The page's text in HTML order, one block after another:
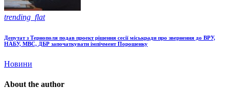
trending_flat
Депутат з Тернополя подав проект рішення сесії міськради про звернення до ВРУ,
НАБУ, МВС, ДБР започаткувати імпічмент Порошенку
Новини
About the author